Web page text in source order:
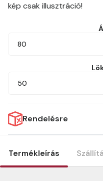
kép csak illusztráció!
80
50
Rendelésre
Termékleírás